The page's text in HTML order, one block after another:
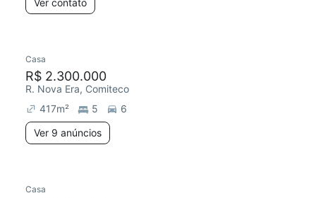
Ver contato
Casa
R$ 2.300.000
R. Nova Era, Comiteco
417m² 5
6
Ver 9 anúncios
Casa